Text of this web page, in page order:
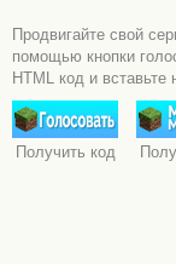
Продвигайте свой
помощью кнопки
HTML код и вставьте
Получить код